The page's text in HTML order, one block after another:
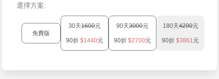
選擇方案:
免費版
30天1600元
90折$1440元
90天3000元
90折$2700元
180天4290元
90折$3861 元